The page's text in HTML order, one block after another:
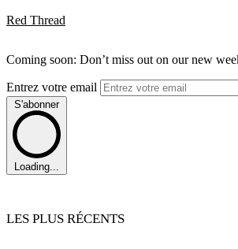
Red Thread
Coming soon: Don’t miss out on our new
Entrez votre email
S'abonner
Loading...
LES PLUS RÉCENTS